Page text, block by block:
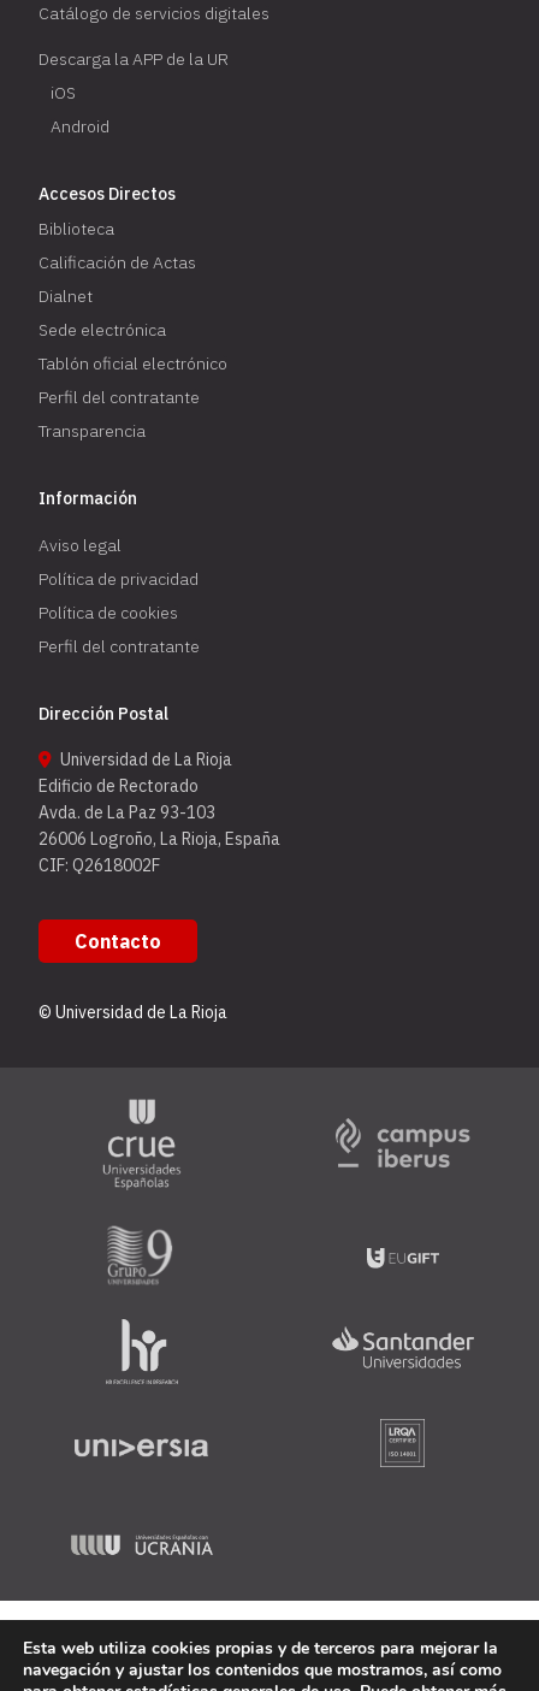
Catálogo de servicios digitales
Descarga la APP de la UR
iOS
Android
Accesos Directos
Biblioteca
Calificación de Actas
Dialnet
Sede electrónica
Tablón oficial electrónico
Perfil del contratante
Transparencia
Información
Aviso legal
Política de privacidad
Política de cookies
Perfil del contratante
Dirección Postal
Universidad de La Rioja
Edificio de Rectorado
Avda. de La Paz 93-103
26006 Logroño, La Rioja, España
CIF: Q2618002F
Contacto
© Universidad de La Rioja
Esta web utiliza cookies propias y de terceros para mejorar la
navegación y ajustar los contenidos que mostramos, así como